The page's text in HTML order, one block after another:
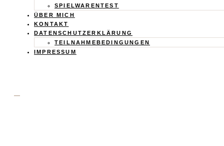
SPIELWARENTEST
ÜBER MICH
KONTAKT
DATENSCHUTZERKLÄRUNG
TEILNAHMEBEDINGUNGEN
IMPRESSUM